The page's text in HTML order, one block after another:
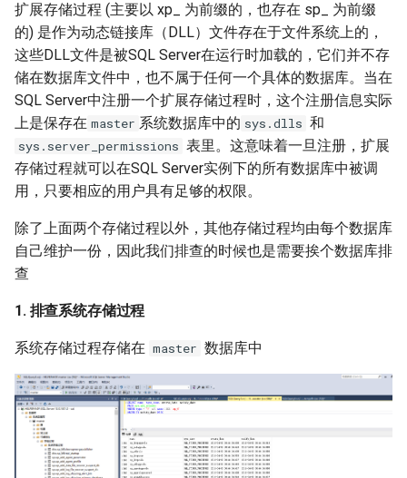
扩展存储过程 (主要以 xp_ 为前缀的，也存在 sp_ 为前缀
的) 是作为动态链接库（DLL）文件存在于文件系统上的，
这些DLL文件是被SQL Server在运行时加载的，它们并不存
储在数据库文件中，也不属于任何一个具体的数据库。当在
SQL Server中注册一个扩展存储过程时，这个注册信息实际
上是保存在 master 系统数据库中的 sys.dlls 和
sys.server_permissions 表里。这意味着一旦注册，扩展
存储过程就可以在SQL Server实例下的所有数据库中被调
用，只要相应的用户具有足够的权限。
除了上面两个存储过程以外，其他存储过程均由每个数据库
自己维护一份，因此我们排查的时候也是需要挨个数据库排
查
1. 排查系统存储过程
系统存储过程存储在 master 数据库中